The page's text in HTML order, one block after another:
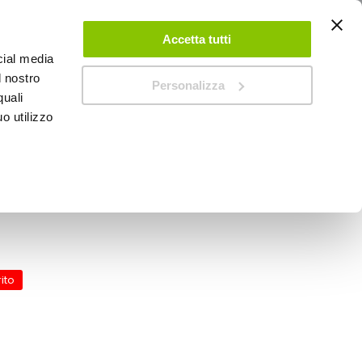
media
nostro
utilizzo
Accetta tutti
Personalizza
ACCEDI CREA UN ACCOUNT CONTATTACI